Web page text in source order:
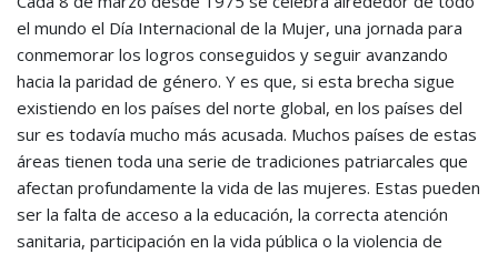
el mundo el Día Internacional de la Mujer, una jornada para
conmemorar los logros conseguidos y seguir avanzando
hacia la paridad de género. Y es que, si esta brecha sigue
existiendo en los países del norte global, en los países del
sur es todavía mucho más acusada. Muchos países de estas
áreas tienen toda una serie de tradiciones patriarcales que
afectan profundamente la vida de las mujeres. Estas pueden
ser la falta de acceso a la educación, la correcta atención
sanitaria, participación en la vida pública o la violencia de